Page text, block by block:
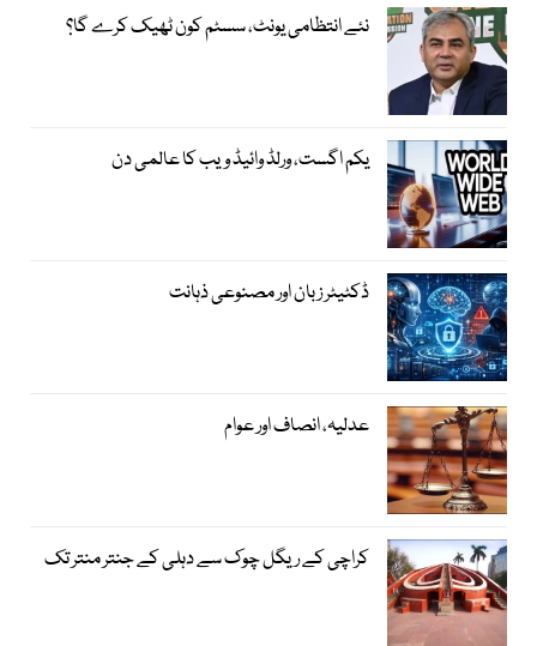
نئے انتظامی یونٹ، سسٹم کون ٹھیک کرے گا؟
یکم اگست، ورلڈ وائیڈ ویب کا عالمی دن
ڈکٹیٹر زبان اور مصنوعی ذہانت
عدلیہ، انصاف اور عوام
کراچی کے ریگل چوک سے دہلی کے جنتر منتر تک